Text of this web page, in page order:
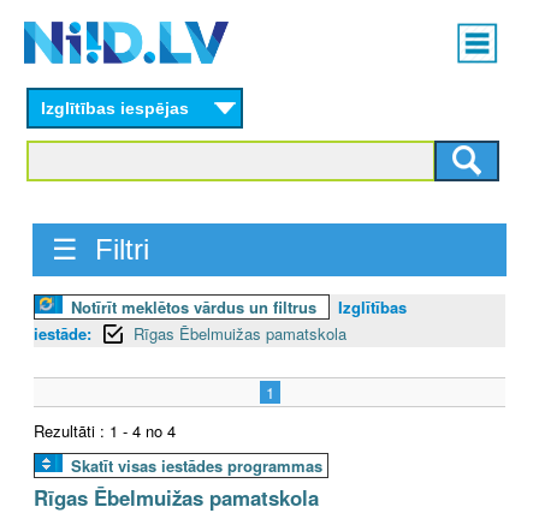
content
Main
menu
Izglītības iespējas
☰ Filtri
Notīrīt meklētos vārdus un filtrus
Izglītības
iestāde:
Rīgas Ēbelmuižas pamatskola
1
Rezultāti : 1 - 4 no 4
Skatīt visas iestādes programmas
Rīgas Ēbelmuižas pamatskola